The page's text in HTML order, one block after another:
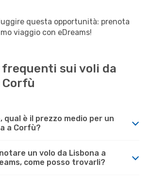
questa opportunità: prenota
viaggio con eDreams!
frequenti sui voli da
Corfù
qual è il prezzo medio per un
a Corfù?
un volo da Lisbona a
come posso trovarli?